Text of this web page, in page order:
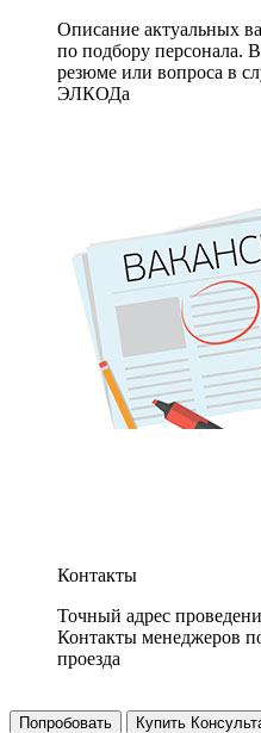
Описание актуальных
по подбору персонала.
резюме или вопроса в
ЭЛКОДа
Контакты
Точный адрес
Контакты менеджеров
проезда
Попробовать Купить